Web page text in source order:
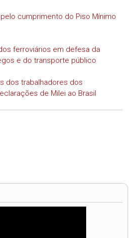
cumprimento do Piso Mínimo
ferroviários em defesa da
e do transporte público
dos trabalhadores dos
de Milei ao Brasil